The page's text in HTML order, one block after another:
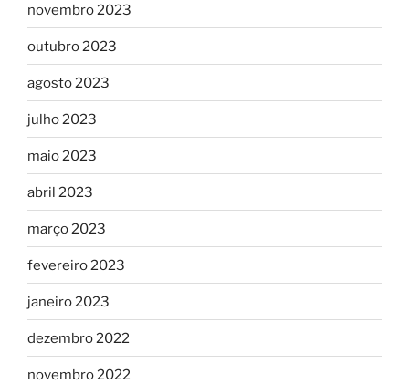
novembro 2023
outubro 2023
agosto 2023
julho 2023
maio 2023
abril 2023
março 2023
fevereiro 2023
janeiro 2023
dezembro 2022
novembro 2022